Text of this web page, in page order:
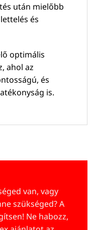
után mielőbb
és
optimális
ahol az
és
is.
van, vagy
szükséged? A
Ne habozz,